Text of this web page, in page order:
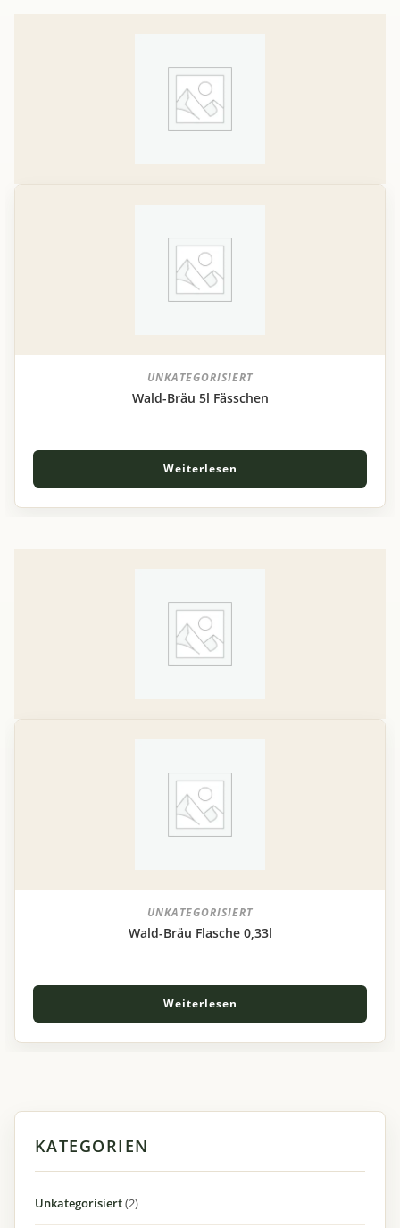
UNKATEGORISIERT
Wald-Bräu 5l Fässchen
Weiterlesen
UNKATEGORISIERT
Wald-Bräu Flasche 0,33l
Weiterlesen
Unkategorisiert 2
Produkte